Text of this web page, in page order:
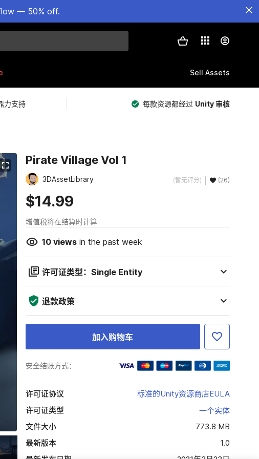
— 50% off.
Sell Assets
力支持 每款资源都经过 Unity 审核
Pirate Village Vol 1
3DAssetLibrary (暂无评分) (26)
$14.99
增值税将在结算时计算
10viewsin the past week
许可证类型：Single Entity
退款政策
加入购物车
安全结账方式：
许可证协议
标准的Unity资源商店EULA
许可证类型
一个实体
文件大小
773.8 MB
最新版本
1.0